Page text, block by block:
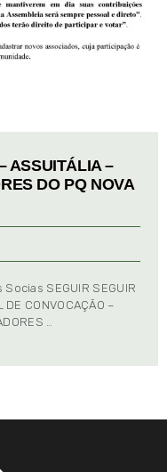
ASSUITÁLIA –
DO PQ NOVA
SEGUIR SEGUIR
CONVOCAÇÃO –
…